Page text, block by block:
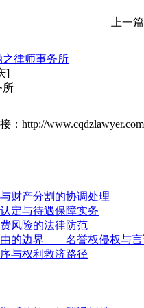
上一篇
之律师事务所
]
所
：http://
财产分割的协调处理
定与待遇保障实务
风险的法律防范
由的边界——名誉权侵权与
与权利救济路径